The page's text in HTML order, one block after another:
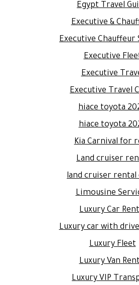
Egypt Travel
Executive &
Executive Chauffeur
Executive
Executive
Executive Travel
hiace toyota
hiace toyota
Kia Carnival for
Land cruiser
land cruiser rental
Limousine
Luxury Car
Luxury car with
Luxury Fleet
Luxury Van
Luxury VIP